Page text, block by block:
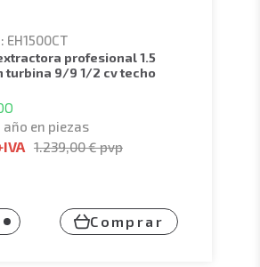
EH1500CT
turbina 9/9 1/2 cv techo
año en piezas
1.239,00 €pvp
Comprar